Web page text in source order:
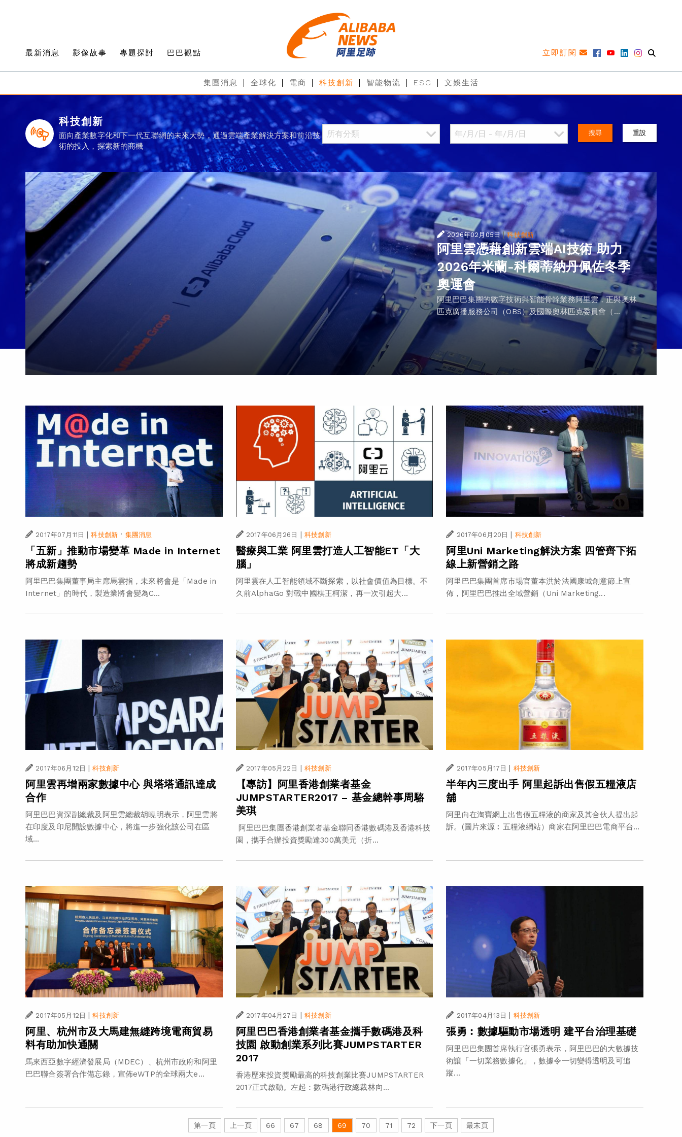
最新消息 影像故事 專題探討 巴巴觀點 立即訂閱
集團消息 全球化 電商 科技創新 智能物流 ESG 文娛生活
科技創新
面向產業數字化和下一代互聯網的未來大勢，通過雲端產業解決方案和前沿技
術的投入，探索新的商機
搜尋 重設
2026年02月05日 |科技創新
阿里雲憑藉創新雲端AI技術 助力
2026年米蘭-科爾蒂納丹佩佐冬季
奧運會
阿里巴巴集團的數字技術與智能骨幹業務阿里雲，正與奧林
匹克廣播服務公司（OBS）及國際奧林匹克委員會（...
2017年07月11日 | 科技創新 · 集團消息
「五新」推動市場變革 Made in Internet
將成新趨勢
阿里巴巴集團董事局主席馬雲指，未來將會是「Made in
Internet」的時代，製造業將會變為C...
2017年06月26日 | 科技創新
醫療與工業 阿里雲打造人工智能ET「大
腦」
阿里雲在人工智能領域不斷探索，以社會價值為目標。不
久前AlphaGo 對戰中國棋王柯潔，再一次引起大...
2017年06月20日 | 科技創新
阿里Uni Marketing解決方案 四管齊下拓
線上新營銷之路
阿里巴巴集團首席市場官董本洪於法國康城創意節上宣
佈，阿里巴巴推出全域營銷（Uni Marketing...
2017年06月12日 | 科技創新
阿里雲再增兩家數據中心 與塔塔通訊達成
合作
阿里巴巴資深副總裁及阿里雲總裁胡曉明表示，阿里雲將
在印度及印尼開設數據中心，將進一步強化該公司在區
域...
2017年05月22日 | 科技創新
【專訪】阿里香港創業者基金
JUMPSTARTER2017 – 基金總幹事周駱
美琪
阿里巴巴集團香港創業者基金聯同香港數碼港及香港科技
園，攜手合辦投資獎勵達300萬美元（折...
2017年05月17日 | 科技創新
半年內三度出手 阿里起訴出售假五糧液店
舖
阿里向在淘寶網上出售假五糧液的商家及其合伙人提出起
訴。(圖片來源︰五糧液網站）商家在阿里巴巴電商平台...
2017年05月12日 | 科技創新
阿里、杭州市及大馬建無縫跨境電商貿易
料有助加快通關
馬來西亞數字經濟發展局（MDEC）、杭州市政府和阿里
巴巴聯合簽署合作備忘錄，宣佈eWTP的全球兩大e...
2017年04月27日 | 科技創新
阿里巴巴香港創業者基金攜手數碼港及科
技園 啟動創業系列比賽JUMPSTARTER
2017
香港歷來投資獎勵最高的科技創業比賽JUMPSTARTER
2017正式啟動。左起：數碼港行政總裁林向...
2017年04月13日 | 科技創新
張勇︰數據驅動市場透明 建平台治理基礎
阿里巴巴集團首席執行官張勇表示，阿里巴巴的大數據技
術讓「一切業務數據化」，數據令一切變得透明及可追
蹤...
第一頁 上一頁 66 67 68 69 70 71 72 下一頁 最末頁